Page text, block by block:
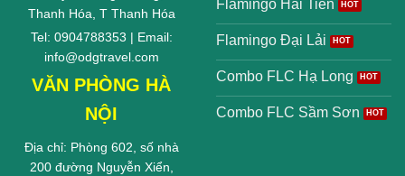
Thanh Hóa, T Thanh Hóa
Tel: 0904788353 | Email:
info@odgtravel.com
VĂN PHÒNG HÀ
NỘI
Địa chỉ: Phòng 602, số nhà
200 đường Nguyễn Xiển,
Flamingo Hải Tiến
Flamingo Đại Lải
Combo FLC Hạ Long
Combo FLC Sầm Sơn